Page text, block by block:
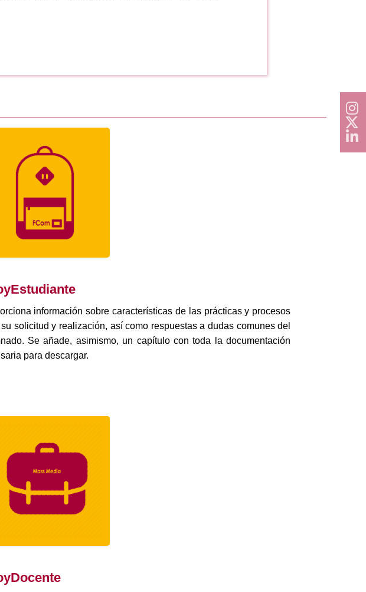
información sobre características de las prácticas y procesos
su solicitud y realización, así como respuestas a dudas comunes del
Se añade, asimismo, un capítulo con toda la documentación
para descargar.